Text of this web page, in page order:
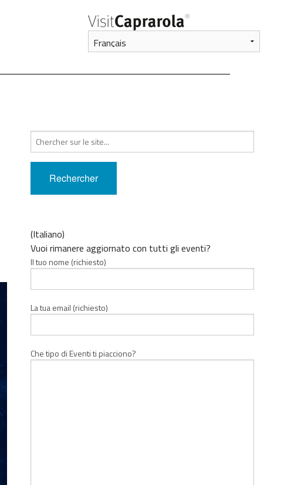
Recherche
pour
:
(Italiano)
Vuoi rimanere aggiornato con tutti gli eventi?
Il tuo nome (richiesto)
La tua email (richiesto)
Che tipo di Eventi ti piacciono?